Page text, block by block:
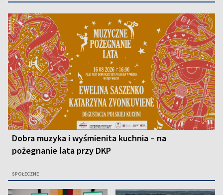
Dobra muzyka i wyśmienita kuchnia – na
pożegnanie lata przy DKP
SPOŁECZNE